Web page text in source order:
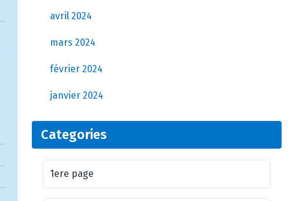
avril 2024
mars 2024
février 2024
janvier 2024
Categories
1ere page